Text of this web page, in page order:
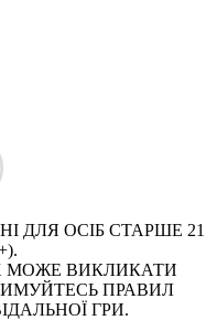
ДЛЯ ОСІБ СТАРШЕ 21
МОЖЕ ВИКЛИКАТИ
ПРАВИЛ
ГРИ.